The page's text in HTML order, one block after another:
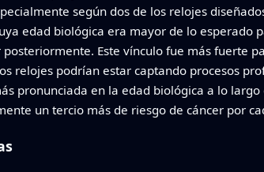
según dos de los relojes
edad biológica era mayor de lo esperado
Este vínculo fue más fuerte
relojes podrían estar captando procesos
pronunciada en la edad biológica a lo
un tercio más de riesgo de cáncer por